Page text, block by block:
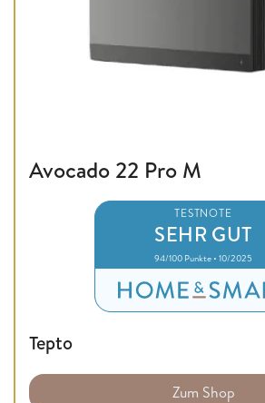
Avocado 22 Pro M
TESTNOTE
SEHR GUT
94/100 Punkte • 10/2025
Tepto
Zum Shop